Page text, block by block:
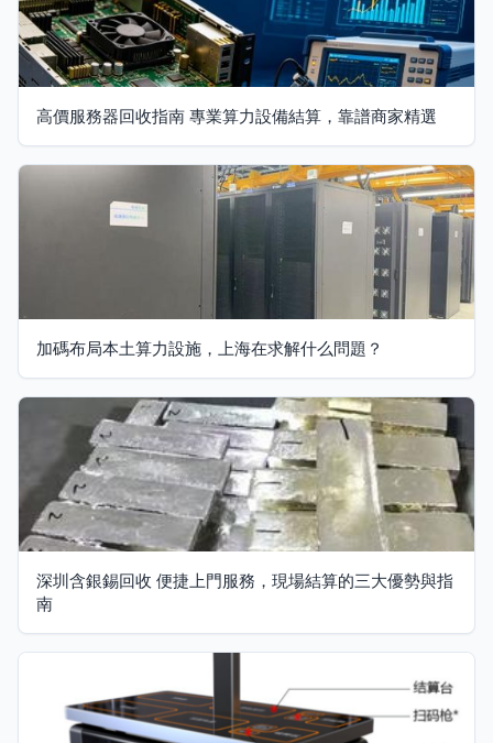
高價服務器回收指南 專業算力設備結算，靠譜商家精選
加碼布局本土算力設施，上海在求解什么問題？
深圳含銀錫回收 便捷上門服務，現場結算的三大優勢與指
南